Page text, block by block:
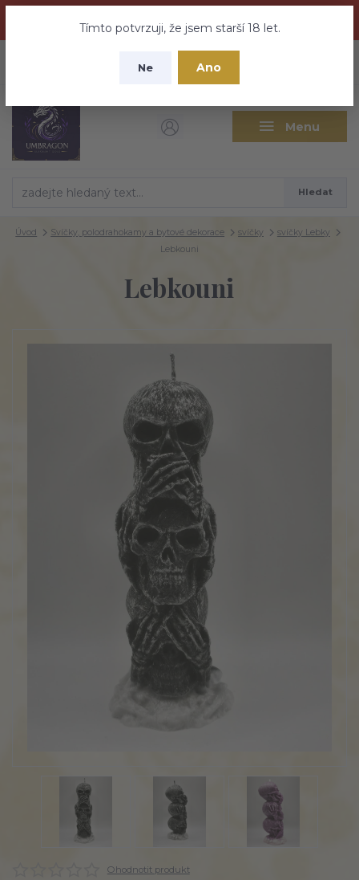
nebuďte vyděšeni zde najdete vše a ještě mnohem víc
Tímto potvrzuji, že jsem starší 18 let.
Ne Ano
Menu
CZK
Hledat
Úvod Svíčky, polodrahokamy a bytové dekorace svíčky
svíčky Lebky
Lebkouni
Lebkouni
Ohodnotit produkt